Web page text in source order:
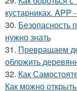
кустарниках. APP
30. Безопасность
нужно знать
31. Превращаем
обложить
32. Как
Как можно